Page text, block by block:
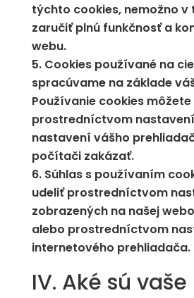
týchto cookies, nemožno
zaručiť plnú funkčnosť a
webu.
Cookies používané na
spracúvame na základe
Používanie cookies
prostredníctvom
nastavení vášho
počítači zakázať.
Súhlas s používaním
udeliť prostredníctvom
zobrazených na našej
alebo prostredníctvom
internetového prehliadača.
IV. Aké sú